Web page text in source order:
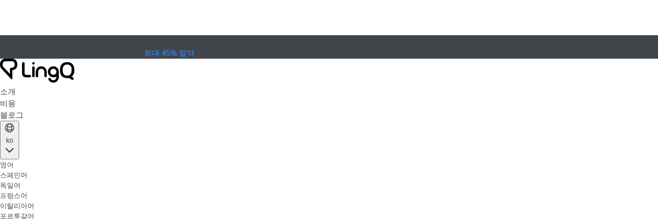
최대 45% 절약
소개
비용
블로그
ko
영어
스페인어
독일어
프랑스어
이탈리아어
포르투갈어